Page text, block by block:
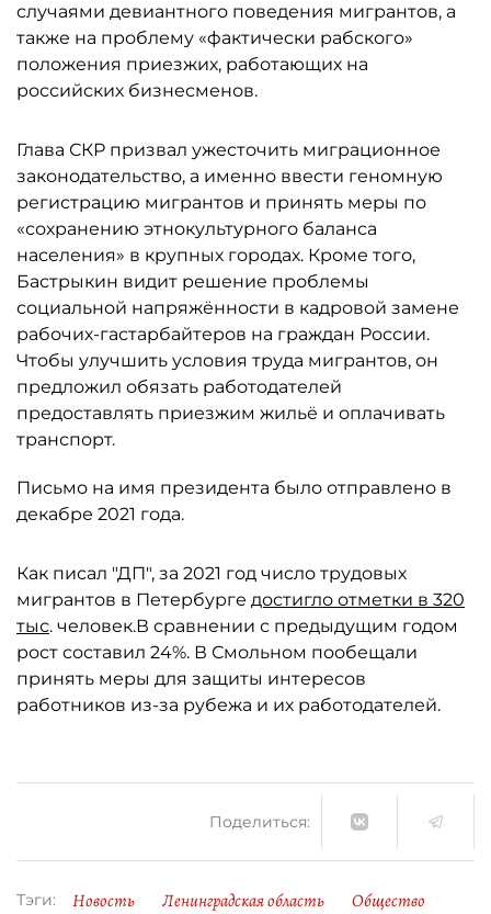
случаями девиантного поведения мигрантов, а
также на проблему «фактически рабского»
положения приезжих, работающих на
российских бизнесменов.
Глава СКР призвал ужесточить миграционное
законодательство, а именно ввести геномную
регистрацию мигрантов и принять меры по
«сохранению этнокультурного баланса
населения» в крупных городах. Кроме того,
Бастрыкин видит решение проблемы
социальной напряжённости в кадровой замене
рабочих-гастарбайтеров на граждан России.
Чтобы улучшить условия труда мигрантов, он
предложил обязать работодателей
предоставлять приезжим жильё и оплачивать
транспорт.
Письмо на имя президента было отправлено в
декабре 2021 года.
Как писал "ДП", за 2021 год число трудовых
мигрантов в Петербурге достигло отметки в 320
тыс. человек.В сравнении с предыдущим годом
рост составил 24%. В Смольном пообещали
принять меры для защиты интересов
работников из-за рубежа и их работодателей.
Поделиться:
Тэги: Новость Ленинградская область
Общество